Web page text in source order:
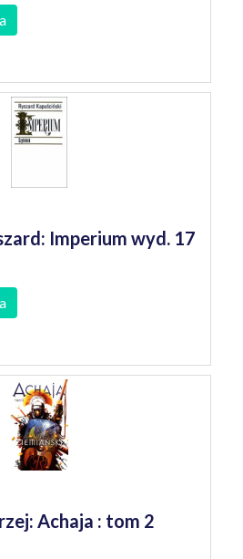
Imperium wyd. 17
Achaja : tom 2